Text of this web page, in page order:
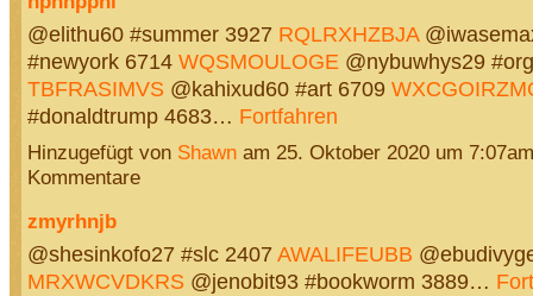
@elithu60 #summer 3927 RQLRXHZBJA
#newyork 6714 WQSMOULOGE @nybuwhys29
TBFRASIMVS @kahixud60 #art 6709
#donaldtrump 4683… Fortfahren
Hinzugefügt von Shawnam 25. Oktober 2020 um
Kommentare
zmyrhnjb
@shesinkofo27 #slc 2407 AWALIFEUBB
MRXWCVDKRS @jenobit93 #bookworm 3889…